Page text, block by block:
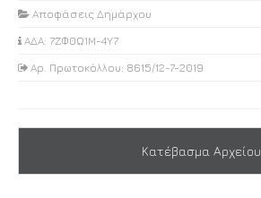
Αποφάσεις Δημάρχου
ΑΔΑ: 7ΖΦ0Ω1Μ-4Υ7
Αρ. Πρωτοκόλλου: 8615/12-7-2019
Κατέβασμα Αρχείου